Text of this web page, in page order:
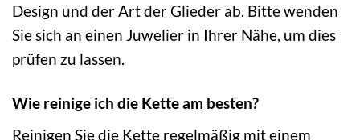
Design und der Art der Glieder ab. Bitte wenden
Sie sich an einen Juwelier in Ihrer Nähe, um dies
prüfen zu lassen.
Wie reinige ich die Kette am besten?
Reinigen Sie die Kette regelmäßig mit einem